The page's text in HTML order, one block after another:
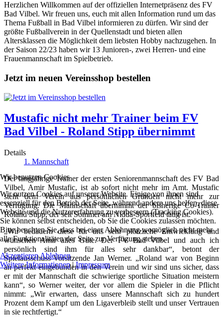
Herzlichen Willkommen auf der offiziellen Internetpräsenz des FV
Bad Vilbel. Wir freuen uns, euch mit allen Information rund um das
Thema Fußball in Bad Vilbel informieren zu dürfen. Wir sind der
größte Fußballverein in der Quellenstadt und bieten allen
Altersklassen die Möglichkeit dem liebsten Hobby nachzugehen. In
der Saison 22/23 haben wir 13 Junioren-, zwei Herren- und eine
Frauenmannschaft im Spielbetrieb.
Jetzt im neuen Vereinsshop bestellen
Mustafic nicht mehr Trainer beim FV
Bad Vilbel - Roland Stipp übernimmt
Details
1. Mannschaft
Der langjährige Trainer der ersten Seniorenmannschaft des FV Bad
Vilbel, Amir Mustafic, ist ab sofort nicht mehr im Amt. Mustafic
steht dem Verein aus persönlichen Gründen nicht mehr zur
Verfügung. Die Mannschaft übernimmt der bisherige Co-Trainer
Roland Stipp, der seit Sommer am Nidda-Sportfeld tätig ist.
„Wir bedauern diese für uns sehr plötzliche Entwicklung und
wünschen Amir alles Gute. Der FV Bad Vilbel und auch ich
persönlich sind ihm für alles sehr dankbar“, betont der
Spielausschuss-Vorsitzende Jan Werner. „Roland war von Beginn
an perfekt eingebunden in den Verein und wir sind uns sicher, dass
er mit der Mannschaft die schwierige sportliche Situation meistern
kann“, so Werner weiter, der vor allem die Spieler in die Pflicht
nimmt: „Wir erwarten, dass unsere Mannschaft sich zu hundert
Prozent dem Kampf um den Ligaverbleib stellt und unser Vertrauen
in sie rechtfertigt.“
Wir benutzen Cookies
Wir nutzen Cookies auf unserer Website. Einige von ihnen sind
essenziell für den Betrieb der Seite, während andere uns helfen, diese
Website und die Nutzererfahrung zu verbessern (Tracking Cookies).
Sie können selbst entscheiden, ob Sie die Cookies zulassen möchten.
Bitte beachten Sie, dass bei einer Ablehnung womöglich nicht mehr
alle Funktionalitäten der Seite zur Verfügung stehen.
AkzeptierenAblehnen
Weitere Informationen|Impressum